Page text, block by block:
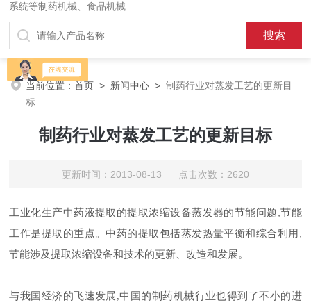
系统等制药机械、食品机械
当前位置：首页 > 新闻中心 >制药行业对蒸发工艺的更新目
标
制药行业对蒸发工艺的更新目标
更新时间：2013-08-13 点击次数：2620
工业化生产中药液提取的提取浓缩设备蒸发器的节能问题,节能
工作是提取的重点。中药的提取包括蒸发热量平衡和综合利用,
节能涉及提取浓缩设备和技术的更新、改造和发展。
与我国经济的飞速发展,中国的制药机械行业也得到了不小的进